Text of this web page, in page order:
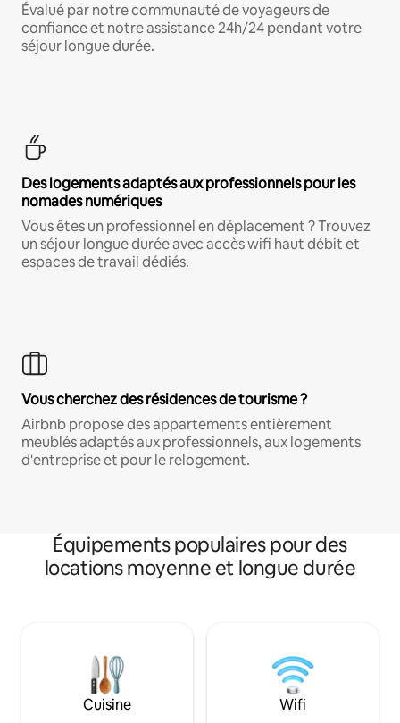
Évalué par notre communauté de voyageurs de
confiance et notre assistance 24h/24 pendant votre
séjour longue durée.
Des logements adaptés aux professionnels pour les
nomades numériques
Vous êtes un professionnel en déplacement ? Trouvez
un séjour longue durée avec accès wifi haut débit et
espaces de travail dédiés.
Vous cherchez des résidences de tourisme ?
Airbnb propose des appartements entièrement
meublés adaptés aux professionnels, aux logements
d'entreprise et pour le relogement.
Équipements populaires pour des
locations moyenne et longue durée
Cuisine Wifi